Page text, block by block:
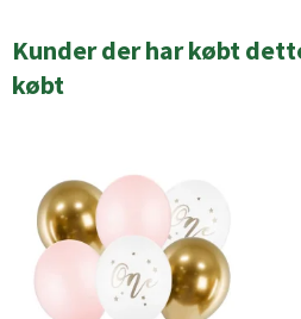
Kunder der har købt
købt